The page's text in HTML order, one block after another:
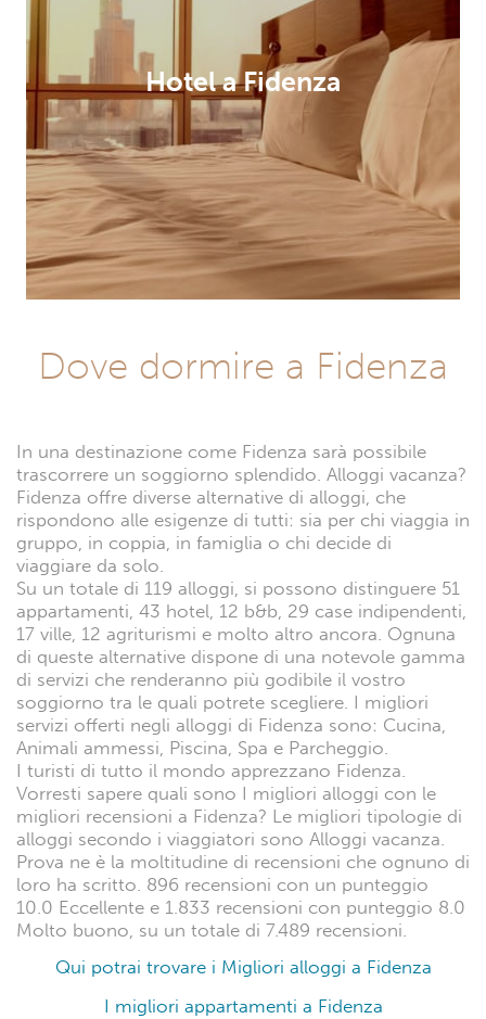
Hotel a Fidenza
Dove dormire a Fidenza
In una destinazione come Fidenza sarà possibile
trascorrere un soggiorno splendido. Alloggi vacanza?
Fidenza offre diverse alternative di alloggi, che
rispondono alle esigenze di tutti: sia per chi viaggia in
gruppo, in coppia, in famiglia o chi decide di
viaggiare da solo.
Su un totale di 119 alloggi, si possono distinguere 51
appartamenti, 43 hotel, 12 b&b, 29 case indipendenti,
17 ville, 12 agriturismi e molto altro ancora. Ognuna
di queste alternative dispone di una notevole gamma
di servizi che renderanno più godibile il vostro
soggiorno tra le quali potrete scegliere. I migliori
servizi offerti negli alloggi di Fidenza sono: Cucina,
Animali ammessi, Piscina, Spa e Parcheggio.
I turisti di tutto il mondo apprezzano Fidenza.
Vorresti sapere quali sono I migliori alloggi con le
migliori recensioni a Fidenza? Le migliori tipologie di
alloggi secondo i viaggiatori sono Alloggi vacanza.
Prova ne è la moltitudine di recensioni che ognuno di
loro ha scritto. 896 recensioni con un punteggio
10.0 Eccellente e 1.833 recensioni con punteggio 8.0
Molto buono, su un totale di 7.489 recensioni.
Qui potrai trovare i Migliori alloggi a Fidenza
I migliori appartamenti a Fidenza